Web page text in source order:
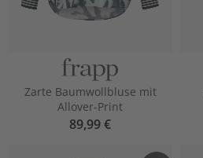
Zarte Baumwollbluse mit
Allover-Print
89,99 €